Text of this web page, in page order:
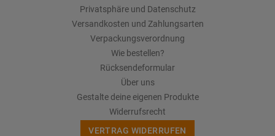
Privatsphäre und Datenschutz
Versandkosten und Zahlungsarten
Verpackungsverordnung
Wie bestellen?
Rücksendeformular
Über uns
Gestalte deine eigenen Produkte
Widerrufsrecht
VERTRAG WIDERRUFEN